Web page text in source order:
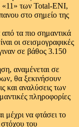
«11» των Total-ΕΝΙ,
στο σημείο της
τα πιο σημαντικά
οι σεισμογραφικές
σε βάθος 3.150
αναμένεται σε
θα ξεκινήσουν
και αναλύσεις των
πληροφορίες
μέχρι να φτάσει το
του